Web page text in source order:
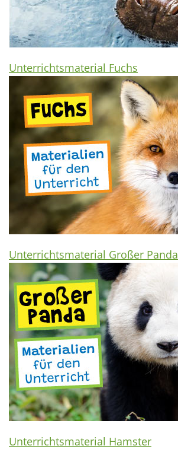
Unterrichtsmaterial Fuchs
Unterrichtsmaterial Großer Panda
Unterrichtsmaterial Hamster